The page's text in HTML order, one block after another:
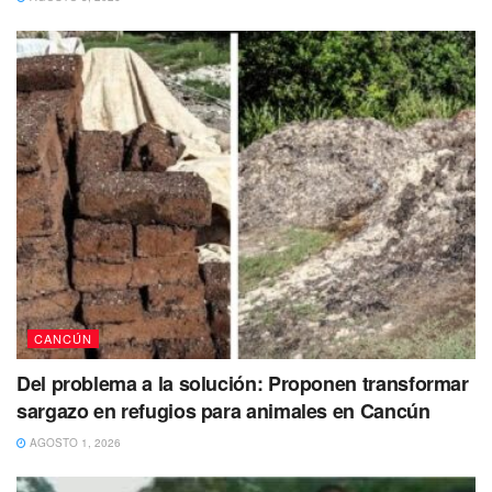
Cabe recordar que la violencia ha incrementado
exponencialmente durante los últimos meses en la ciudad
de Cancún, dónde las balaceras y ataques armados
directos se han vuelto “el pan de cada”.
Tan solo en el fin de semana que acaba de terminar,
tuvieron lugar varios ataques en los que se perdieron
varias vidas.
CANCÚN
Del problema a la solución: Proponen transformar
sargazo en refugios para animales en Cancún
AGOSTO 1, 2026